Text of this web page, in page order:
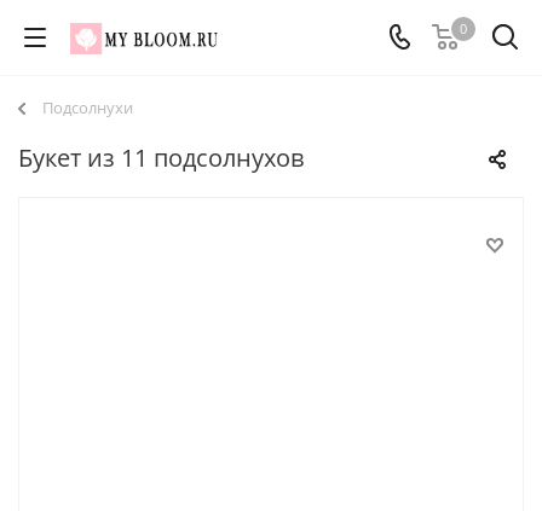
0
Подсолнухи
Букет из 11 подсолнухов